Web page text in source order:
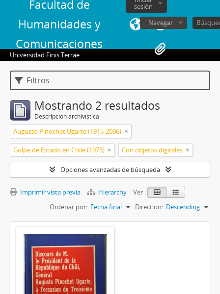
Facultad de
Humanidades y
Comunicaciones
sesión
Navegar
Universidad Finis Terrae
Filtros
Mostrando 2 resultados
Descripción archivística
Augusto Pinochet Ugarte (1915-2006)
Golpe de Estado en Chile (1973) Con objetos digitales
Opciones avanzadas de búsqueda
Imprimir vista previa Hierarchy
Ver :
Ordenar por: Fecha final Direction: Descending